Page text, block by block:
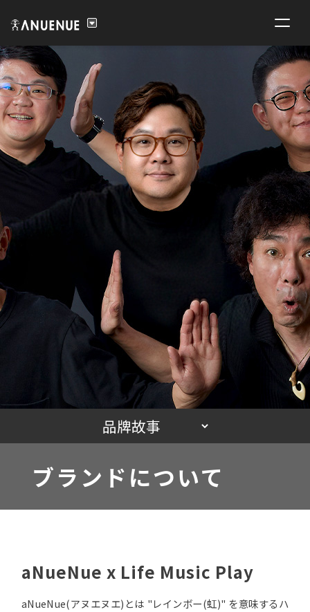
ブランドについて
aNueNue x Life Music Play
aNueNue(アヌエヌエ)とは "レインボー(虹)" を意味するハ